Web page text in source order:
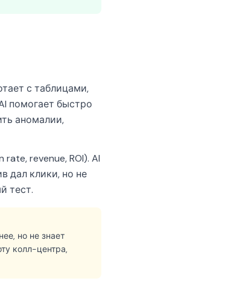
с таблицами,
помогает быстро
аномалии,
revenue, ROI). AI
дал клики, но не
тест.
но не знает
колл-центра,